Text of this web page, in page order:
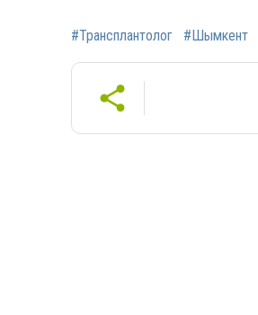
#Трансплантолог #Шымкент